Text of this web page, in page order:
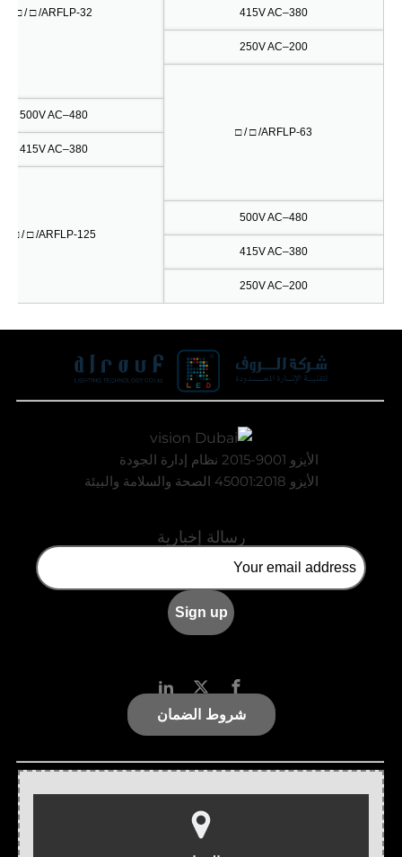
ARFLP-32/ □ / □ 380–415V AC
200–250V AC
ARFLP-63/ □ / □
480–500V AC
380–415V AC
ARFLP-125/ □ / □
480–500V AC
380–415V AC
200–250V AC
الأيزو 9001-2015 نظام إدارة الجودة
الأيزو 45001:2018 الصحة والسلامة والبيئة
رسالة إخبارية
شروط الضمان